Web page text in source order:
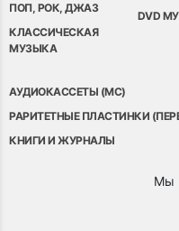
ПОП, РОК, ДЖАЗ
КЛАССИЧЕСКАЯ
МУЗЫКА
DVD
АУДИОКАССЕТЫ (MC)
РАРИТЕТНЫЕ ПЛАСТИНКИ
КНИГИ И ЖУРНАЛЫ
Мы